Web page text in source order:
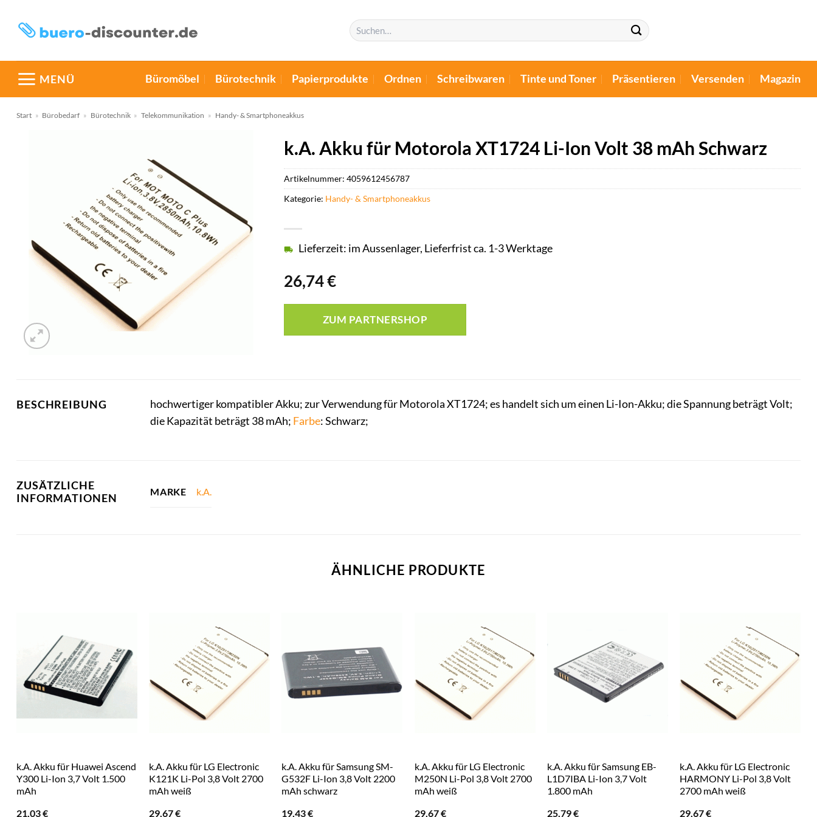
Inhalt
springen
Suchen
nach:
MENÜ Büromöbel Bürotechnik Papierprodukte Ordnen Schreibwaren Tinte und Toner Präsentieren Versenden Magazin
Start » Bürobedarf » Bürotechnik » Telekommunikation » Handy- & Smartphoneakkus
k.A. Akku für Motorola XT1724 Li-Ion Volt 38 mAh Schwarz
26,74€
Lieferzeit: im Aussenlager, Lieferfrist ca. 1-3 Werktage
ZUM PARTNERSHOP
Artikelnummer: 4059612456787
Kategorie: Handy- & Smartphoneakkus
BESCHREIBUNG
hochwertiger kompatibler Akku; zur Verwendung für Motorola XT1724; es handelt sich um einen Li-Ion-Akku; die Spannung beträgt Volt;
die Kapazität beträgt 38 mAh; Farbe: Schwarz;
ZUSÄTZLICHE
INFORMATIONEN
MARKE k.A.
ÄHNLICHE PRODUKTE
k.A. Akku für Huawei Ascend
Y300 Li-Ion 3,7 Volt 1.500
mAh
21,03€
k.A. Akku für LG Electronic
K121K Li-Pol 3,8 Volt 2700
mAh weiß
29,67€
k.A. Akku für Samsung SM-
G532F Li-Ion 3,8 Volt 2200
mAh schwarz
19,43€
k.A. Akku für LG Electronic
M250N Li-Pol 3,8 Volt 2700
mAh weiß
29,67€
k.A. Akku für Samsung EB-
L1D7IBA Li-Ion 3,7 Volt
1.800 mAh
25,79€
k.A. Akku für LG Electronic
HARMONY Li-Pol 3,8 Volt
2700 mAh weiß
29,67€